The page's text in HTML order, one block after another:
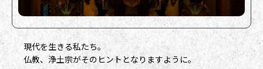
気づきのメニュー一覧
現代を生きる私たち。
仏教、浄土宗がそのヒントとなりますように。